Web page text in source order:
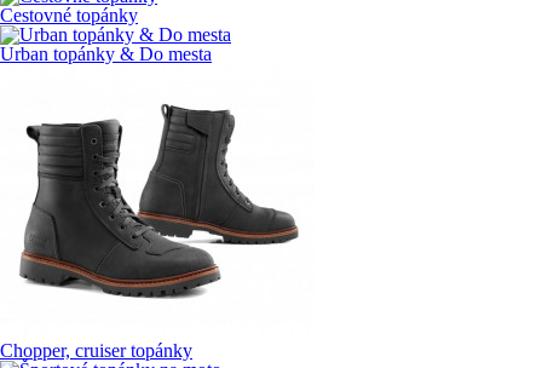
Cestovné topánky
Urban topánky & Do mesta
Chopper, cruiser topánky